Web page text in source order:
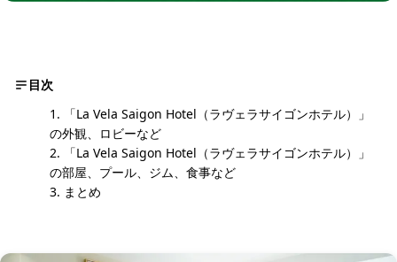
目次
「La Vela Saigon Hotel（ラヴェラサイゴンホテル）」
の外観、ロビーなど
「La Vela Saigon Hotel（ラヴェラサイゴンホテル）」
の部屋、プール、ジム、食事など
まとめ